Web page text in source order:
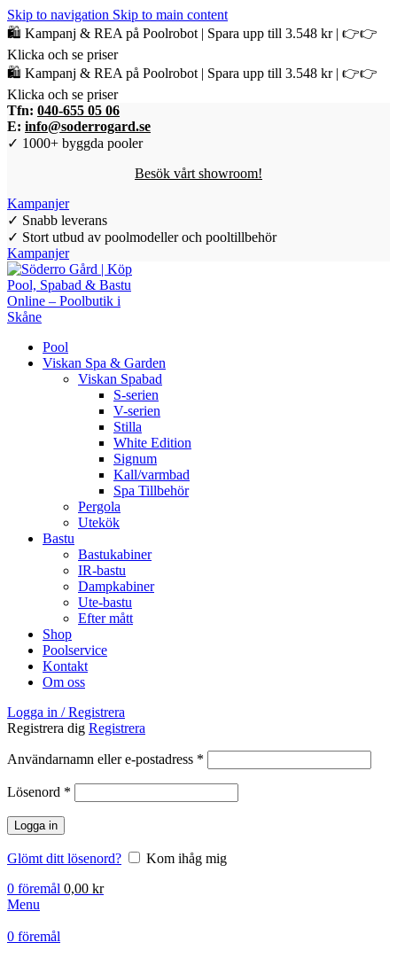
Skip to navigation Skip to main content
🛍️ Kampanj & REA på Poolrobot | Spara upp till 3.548 kr | 👉👉
Klicka och se priser
🛍️ Kampanj & REA på Poolrobot | Spara upp till 3.548 kr | 👉👉
Klicka och se priser
Tfn: 040-655 05 06
E: info@soderrogard.se
✓ 1000+ byggda pooler
Besök vårt showroom!
Kampanjer
✓ Snabb leverans
✓ Stort utbud av poolmodeller och pooltillbehör
Kampanjer
Pool
Viskan Spa & Garden
Viskan Spabad
S-serien
V-serien
Stilla
White Edition
Signum
Kall/varmbad
Spa Tillbehör
Pergola
Utekök
Bastu
Bastukabiner
IR-bastu
Dampkabiner
Ute-bastu
Efter mått
Shop
Poolservice
Kontakt
Om oss
Logga in / Registrera
Registrera dig Registrera
Användarnamn eller e-postadress *
Lösenord *
Logga in
Glömt ditt lösenord?
Kom ihåg mig
0 föremål 0,00 kr
Menu
0 föremål